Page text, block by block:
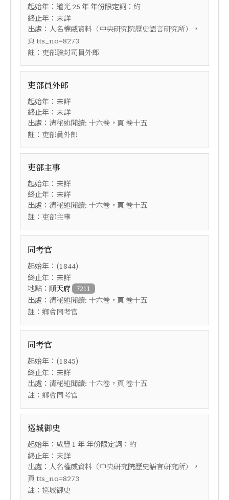
起始年： 道光 25 年 年份限定詞： 約
終止年：未詳
出處： 人名權威資料（中央研究院歷史語言研究所）
，
頁 tts_no=8273
註： 吏部驗封司員外郎
吏部員外郎
起始年：未詳
終止年：未詳
出處： 清秘述聞續: 十六卷 ，頁 卷十五
註： 吏部員外郎
吏部主事
起始年：未詳
終止年：未詳
出處： 清秘述聞續: 十六卷 ，頁 卷十五
註： 吏部主事
同考官
起始年：(1844)
終止年：未詳
地點： 順天府 7211
出處： 清秘述聞續: 十六卷 ，頁 卷十五
註： 鄉會同考官
同考官
起始年：(1845)
終止年：未詳
出處： 清秘述聞續: 十六卷 ，頁 卷十五
註： 鄉會同考官
巡城御史
起始年： 咸豐1 年 年份限定詞： 約
終止年：未詳
出處： 人名權威資料（中央研究院歷史語言研究所）
，
頁 tts_no=8273
註： 巡城御史